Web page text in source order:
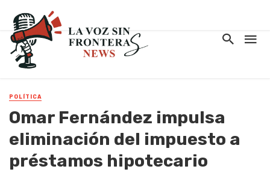
POLÍTICA
Omar Fernández impulsa
eliminación del impuesto a
préstamos hipotecario